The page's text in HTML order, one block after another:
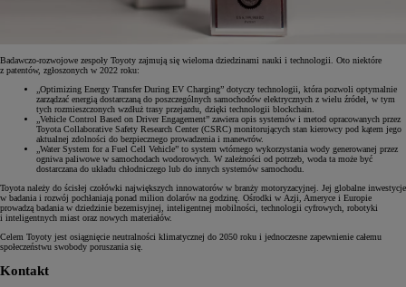
Badawczo-rozwojowe zespoły Toyoty zajmują się wieloma dziedzinami nauki i technologii. Oto niektóre
z patentów, zgłoszonych w 2022 roku:
„Optimizing Energy Transfer During EV Charging” dotyczy technologii, która pozwoli optymalnie
zarządzać energią dostarczaną do poszczególnych samochodów elektrycznych z wielu źródeł, w tym
tych rozmieszczonych wzdłuż trasy przejazdu, dzięki technologii blockchain.
„Vehicle Control Based on Driver Engagement” zawiera opis systemów i metod opracowanych przez
Toyota Collaborative Safety Research Center (CSRC) monitorujących stan kierowcy pod kątem jego
aktualnej zdolności do bezpiecznego prowadzenia i manewrów.
„Water System for a Fuel Cell Vehicle” to system wtórnego wykorzystania wody generowanej przez
ogniwa paliwowe w samochodach wodorowych. W zależności od potrzeb, woda ta może być
dostarczana do układu chłodniczego lub do innych systemów samochodu.
Toyota należy do ścisłej czołówki największych innowatorów w branży motoryzacyjnej. Jej globalne inwestycje
w badania i rozwój pochłaniają ponad milion dolarów na godzinę. Ośrodki w Azji, Ameryce i Europie
prowadzą badania w dziedzinie bezemisyjnej, inteligentnej mobilności, technologii cyfrowych, robotyki
i inteligentnych miast oraz nowych materiałów.
Celem Toyoty jest osiągnięcie neutralności klimatycznej do 2050 roku i jednoczesne zapewnienie całemu
społeczeństwu swobody poruszania się.
Kontakt